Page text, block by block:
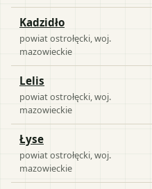
Kadzidło
powiatostrołęcki , woj.
mazowieckie
Lelis
powiatostrołęcki , woj.
mazowieckie
Łyse
powiatostrołęcki , woj.
mazowieckie